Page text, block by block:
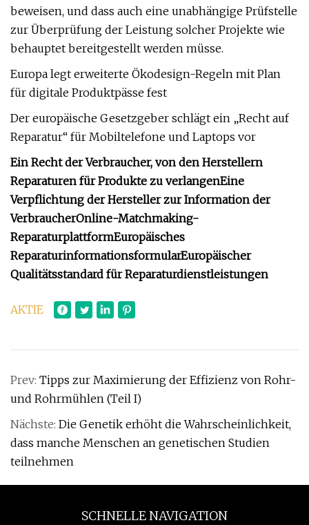
beweisen, und dass auch eine unabhängige Prüfstelle
zur Überprüfung der Leistung solcher Projekte wie
behauptet bereitgestellt werden müsse.
Europa legt erweiterte Ökodesign-Regeln mit Plan
für digitale Produktpässe fest
Der europäische Gesetzgeber schlägt ein „Recht auf
Reparatur“ für Mobiltelefone und Laptops vor
Ein Recht der Verbraucher, von den Herstellern
Reparaturen für Produkte zu verlangenEine
Verpflichtung der Hersteller zur Information der
VerbraucherOnline-Matchmaking-
ReparaturplattformEuropäisches
ReparaturinformationsformularEuropäischer
Qualitätsstandard für Reparaturdienstleistungen
AKTIE
Prev: Tipps zur Maximierung der Effizienz von Rohr-
und Rohrmühlen (Teil I)
Nächste: Die Genetik erhöht die Wahrscheinlichkeit,
dass manche Menschen an genetischen Studien
teilnehmen
SCHNELLE NAVIGATION